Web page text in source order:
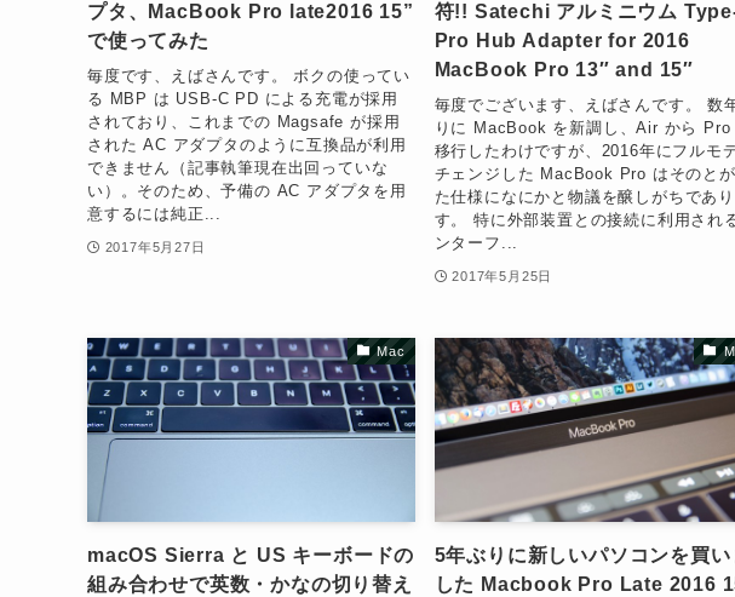
プタ、MacBook Pro late2016 15”
で使ってみた
毎度です、えばさんです。 ボクの使ってい
る MBP は USB-C PD による充電が採用
されており、これまでの Magsafe が採用
された AC アダプタのように互換品が利用
できません（記事執筆現在出回っていな
い）。そのため、予備の AC アダプタを用
意するには純正...
2017年5月27日
符!! Satechi アルミニウム
Pro Hub Adapter for 2016
MacBook Pro 13″ and 15″
毎度でございます、えばさんです。 数
りに MacBook を新調し、Air から Pro
移行したわけですが、2016年にフルモ
チェンジした MacBook Pro はそのと
た仕様になにかと物議を醸しがちであり
す。 特に外部装置との接続に利用され
ンターフ...
2017年5月25日
Mac
macOS Sierra と US キーボードの
組み合わせで英数・かなの切り替え
5年ぶりに新しいパソコンを買い
した Macbook Pro Late 2016